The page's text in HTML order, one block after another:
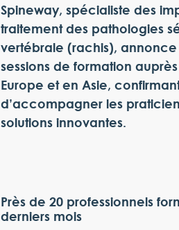
Spineway, spécialiste des
traitement des pathologies
vertébrale (rachis),
sessions de formation
Europe et en Asie,
d’accompagner les
solutions innovantes.
Près de 20 professionnels
derniers mois